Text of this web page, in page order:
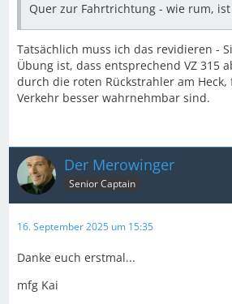
Quer zur Fahrtrichtung - wie rum, ist
Tatsächlich muss ich das revidieren -
Übung ist, dass entsprechend VZ 315
durch die roten Rückstrahler am
Verkehr besser wahrnehmbar sind.
Der Merowinger
Senior Captain
16. September 2025 um 15:35
Danke euch erstmal...
mfg Kai